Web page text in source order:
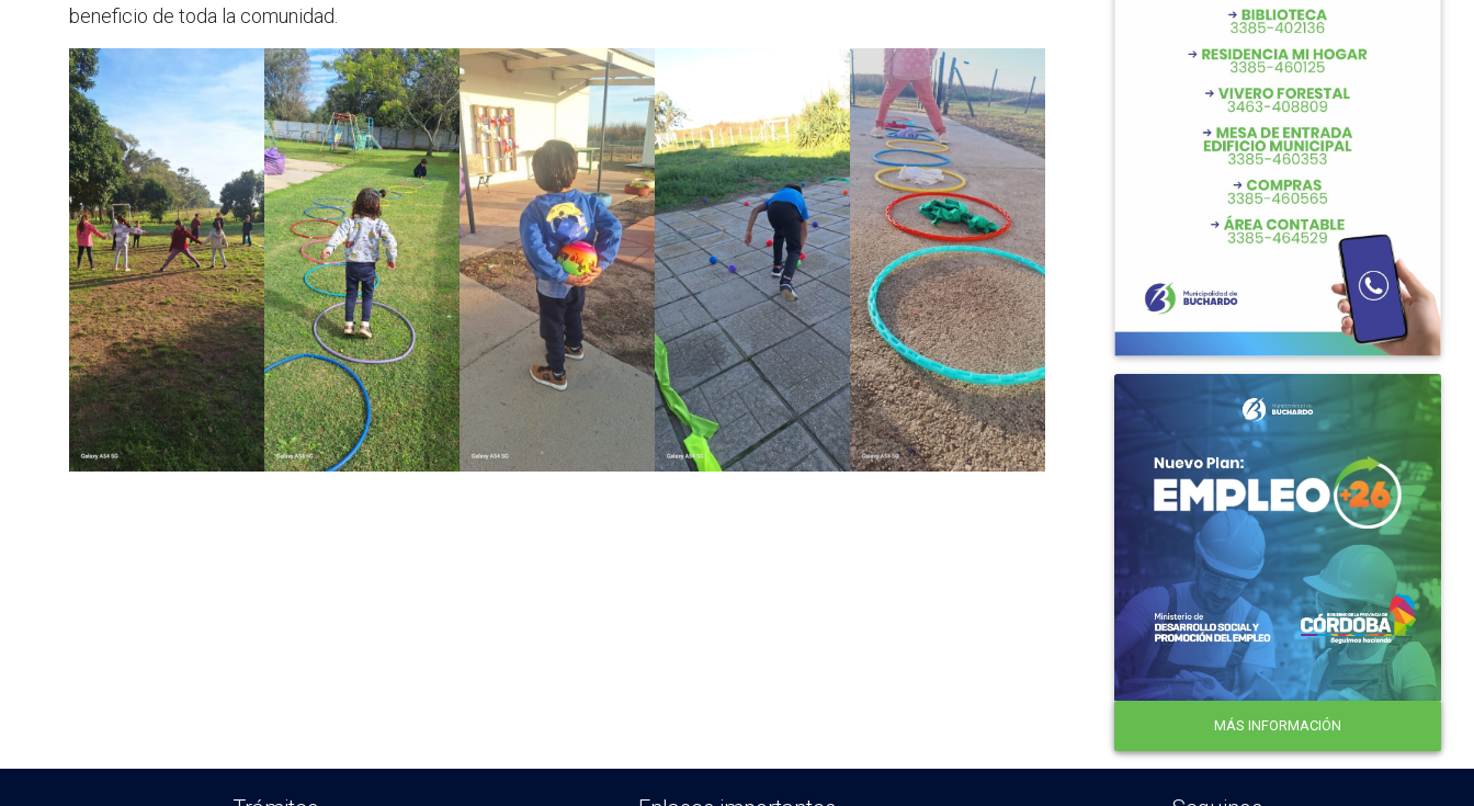
beneficio de toda la comunidad.
MÁS INFORMACIÓN